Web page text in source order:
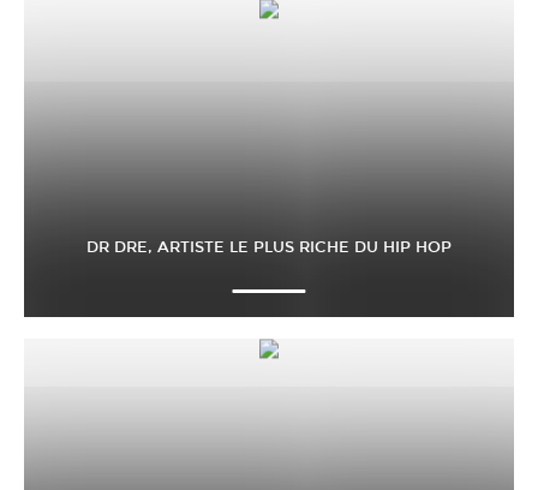
DR DRE, ARTISTE LE PLUS RICHE DU HIP HOP